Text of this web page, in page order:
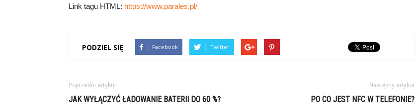
Link tagu HTML: https://www.parales.pl/
PODZIEL SIĘ Facebook Twitter
Poprzedni artykuł
JAK WYŁĄCZYĆ ŁADOWANIE BATERII DO 60 %?
Następny artykuł
PO CO JEST NFC W TELEFONIE?